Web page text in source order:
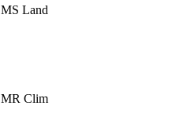
MS Land
MR Clim